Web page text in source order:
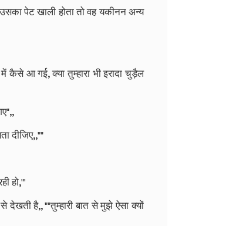
पेट खाली होता तो वह यकीनन अन्य
आ गई, क्या तुम्हारा भी इरादा चुड़ैल
दीजिए,,""
हो,"'
है,, ""तुम्हारी बात से मुझे ऐसा क्यों